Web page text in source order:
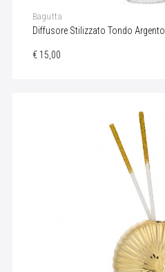
Bagutta
Diffusore Stilizzato Tondo Argento
€ 15,00